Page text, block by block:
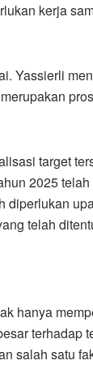
kerja
Yassierli
target
2025
diperlukan
telah
hanya
terhadap
salah satu